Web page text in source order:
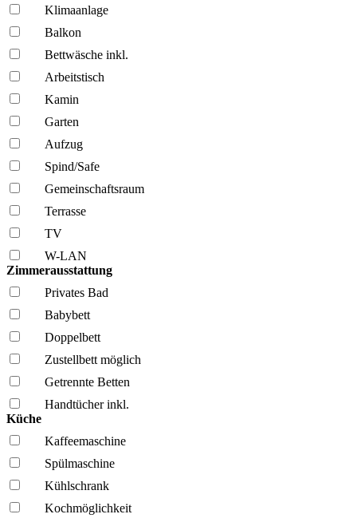
Klima­anlage
Balkon
Bettwäsche inkl.
Arbeitstisch
Kamin
Garten
Aufzug
Spind/Safe
Gemeinschafts­raum
Terrasse
TV
W-LAN
Zimmerausstattung
Privates Bad
Babybett
Doppelbett
Zustellbett möglich
Getrennte Betten
Handtücher inkl.
Küche
Kaffee­maschine
Spül­maschine
Kühl­schrank
Kochmöglich­keit